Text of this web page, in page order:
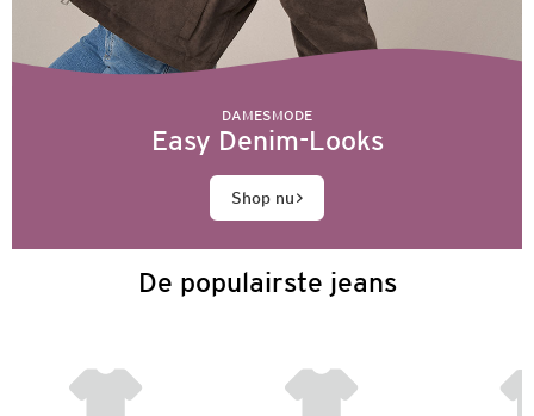
DAMESMODE
Easy Denim-Looks
Shop nu
De populairste jeans